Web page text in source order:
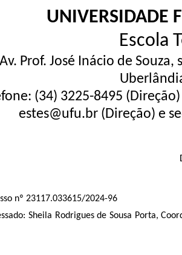
UNIVERSIDADE
Escola
Av. Prof. José Inácio de
(34) 3225-8495
estes@ufu.br (Direção) e
nº 23117.033615/2024-96
Sheila Rodrigues de Sousa Porta,